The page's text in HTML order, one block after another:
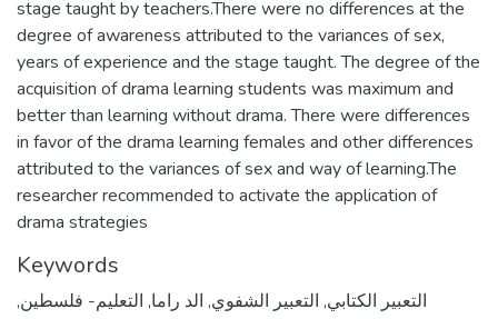
stage taught by teachers.There were no differences at the
degree of awareness attributed to the variances of sex,
years of experience and the stage taught. The degree of the
acquisition of drama learning students was maximum and
better than learning without drama. There were differences
in favor of the drama learning females and other differences
attributed to the variances of sex and way of learning.The
researcher recommended to activate the application of
drama strategies
Keywords
التعبير الكتابي, التعبير الشفوي, الد راما, التعليم- فلسطين,